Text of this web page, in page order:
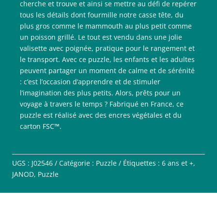
cherche et trouve et ainsi se mettre au défi de repérer
tous les détails dont fourmille notre casse tête, du
plus gros comme le mammouth au plus petit comme
un poisson grillé. Le tout est vendu dans une jolie
valisette avec poignée, pratique pour le rangement et
le transport. Avec ce puzzle, les enfants et les adultes
peuvent partager un moment de calme et de sérénité
: c’est l’occasion d’apprendre et de stimuler
l’imagination des plus petits. Alors, prêts pour un
voyage à travers le temps ? Fabriqué en France, ce
puzzle est réalisé avec des encres végétales et du
carton FSC™.
UGS : J02546 Catégorie : Puzzle Étiquettes : 6 ans et +,
JANOD, Puzzle